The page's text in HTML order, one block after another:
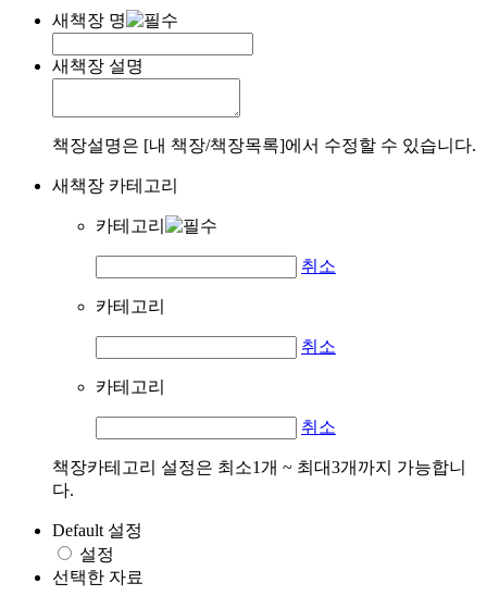
새책장 명
새책장 설명
책장설명은 [내 책장/책장목록]에서 수정할 수 있습니다.
새책장 카테고리
카테고리
취소
카테고리
취소
카테고리
취소
책장카테고리 설정은 최소1개 ~ 최대3개까지 가능합니
다.
Default 설정
설정
선택한 자료